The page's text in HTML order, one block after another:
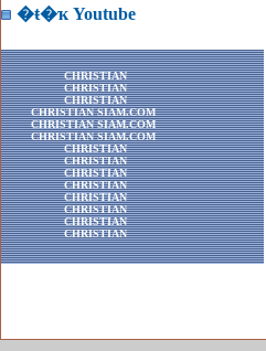
�ŧ�ҡ Youtube
CHRISTIAN
CHRISTIAN
CHRISTIAN
CHRISTIAN SIAM.COM
CHRISTIAN SIAM.COM
CHRISTIAN SIAM.COM
CHRISTIAN
CHRISTIAN
CHRISTIAN
CHRISTIAN
CHRISTIAN
CHRISTIAN
CHRISTIAN
CHRISTIAN